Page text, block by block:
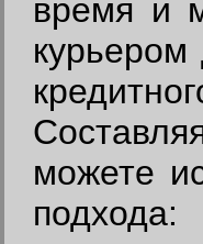
время и
курьером
можете